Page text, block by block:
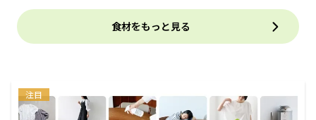
食材をもっと見る
注目